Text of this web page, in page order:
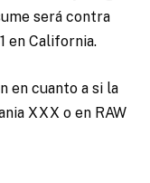
será contra
en California.
en cuanto a si la
XXX o en RAW